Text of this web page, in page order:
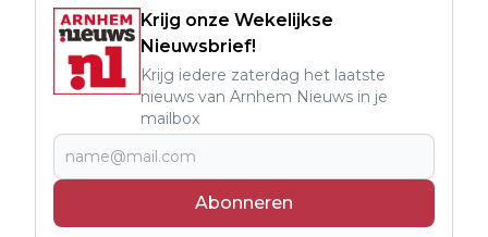
Krijg onze Wekelijkse
Nieuwsbrief!
Krijg iedere zaterdag het laatste
nieuws van Arnhem Nieuws in je
mailbox
Abonneren